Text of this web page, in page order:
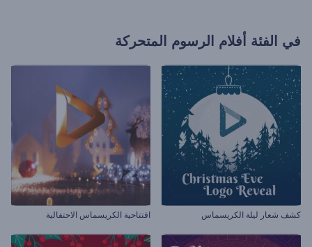
في الفئة أفلام الرسوم المتحركة
كشف شعار ليلة الكريسماس افتتاحية الكريسماس الاحتفالية